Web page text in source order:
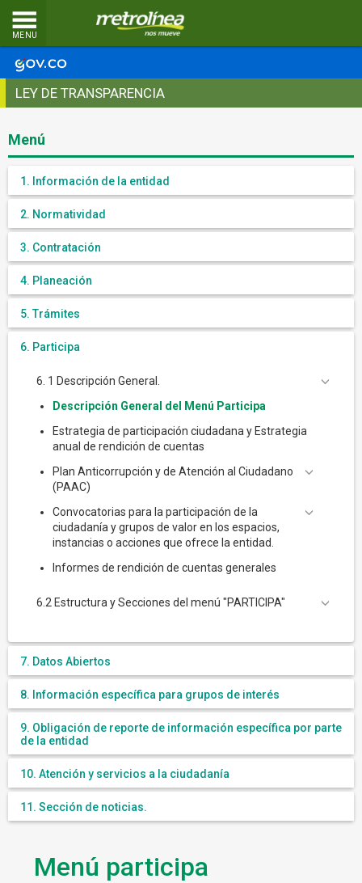
MENU
LEY DE TRANSPARENCIA
Menú
1. Información de la entidad
2. Normatividad
3. Contratación
4. Planeación
5. Trámites
6. Participa
6. 1 Descripción General.
Descripción General del Menú Participa
Estrategia de participación ciudadana y Estrategia
anual de rendición de cuentas
Plan Anticorrupción y de Atención al Ciudadano
(PAAC)
Convocatorias para la participación de la
ciudadanía y grupos de valor en los espacios,
instancias o acciones que ofrece la entidad.
Informes de rendición de cuentas generales
6.2 Estructura y Secciones del menú "PARTICIPA"
7. Datos Abiertos
8. Información específica para grupos de interés
9. Obligación de reporte de información específica por parte
de la entidad
10. Atención y servicios a la ciudadanía
11. Sección de noticias.
Menú participa